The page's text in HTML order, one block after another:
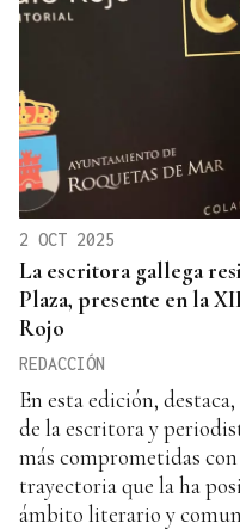
2 OCT 2025
La escritora gallega
Plaza, presente en la
Rojo
REDACCIÓN
En esta edición,
de la escritora y
más comprometidas
trayectoria que la ha
ámbito literario y